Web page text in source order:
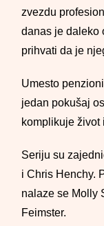
zvezdu
danas je daleko
prihvati da je
Umesto
jedan pokušaj
komplikuje život
Seriju su
i Chris Henchy.
nalaze se Molly
Feimster.